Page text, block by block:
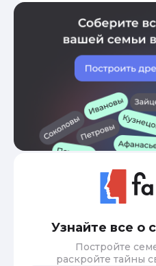
Узнайте все о
Постройте
раскройте тайны